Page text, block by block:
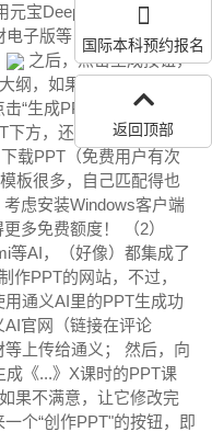
宝DeepSeek输出的教
子版等，一并备好； 然
之后，点击生成按钮，
纲，如果你不满意，可以
“生成PPT”按钮，即可自
方，还可以更换模板、
载PPT（免费用户有次
板很多，自己匹配得也
虑安装Windows客户端
多免费额度！ （2）
等AI，（好像）都集成了
作PPT的网站，不过，
通义AI里的PPT生成功
官网（链接在评论
上传给通义； 然后，向
成《...》X课时的PPT课
果不满意，让它修改完
个“创作PPT"的按钮，即
国际本科预约报名
返回顶部